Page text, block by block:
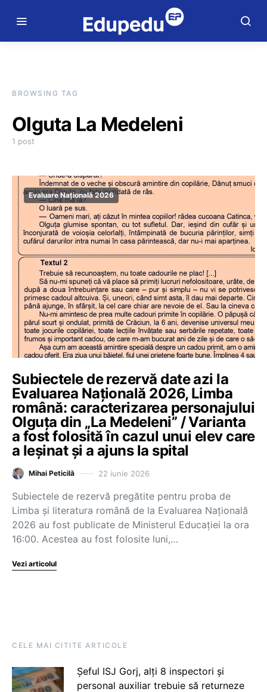
BROWSING TAG
Olguta La Medeleni
1 post
Evaluare Națională 2026
Subiectele de rezervă date azi la
Evaluarea Națională 2026, Limba
română: caracterizarea personajului
Olguța din „La Medeleni” / Varianta
a fost folosită în cazul unui elev care
a leșinat și a ajuns la spital
Mihai Peticilă 22 iunie 2026
Subiectele de rezervă pregătite pentru proba de
Limba și literatura română de la Evaluarea Națională
2026 au fost publicate de Ministerul Educației la ora
16:00. Acestea au fost folosite luni,…
Vezi articolul
CELE MAI CITITE ARTICOLE
Șeful ISJ Gorj, alți 8 inspectori și
personal auxiliar trebuie să returneze